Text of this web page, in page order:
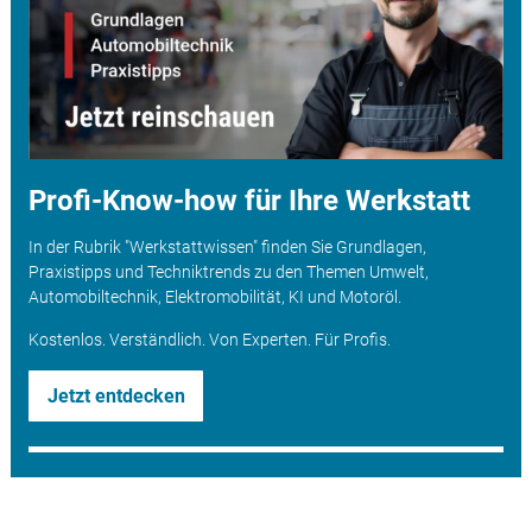
Profi-Know-how für Ihre Werkstatt
In der Rubrik "Werkstattwissen" finden Sie Grundlagen,
Praxistipps und Techniktrends zu den Themen Umwelt,
Automobiltechnik, Elektromobilität, KI und Motoröl.
Kostenlos. Verständlich. Von Experten. Für Profis.
Jetzt entdecken